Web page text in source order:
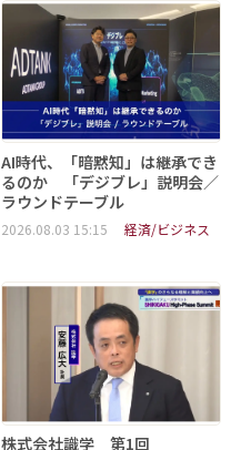
AI時代、「暗黙知」は継承でき
るのか 「デジブレ」説明会／
ラウンドテーブル
2026.08.03 15:15 経済/ビジネス
株式会社識学 第1回